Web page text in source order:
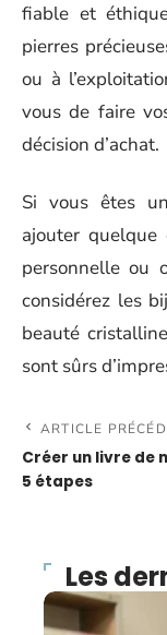
fiable et
pierres
ou à
vous de faire
décision d’achat.
Si vous êtes
ajouter quelque
personnelle ou
considérez les
beauté
sont sûrs
ARTICLE
Créer un livre de
5 étapes
Les